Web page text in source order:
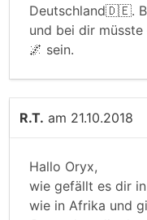
Deutschland🇩🇪.
und bei dir
🌌 sein.
R.T. am 21.10.2018
Hallo Oryx,
wie gefällt es dir
wie in Afrika und